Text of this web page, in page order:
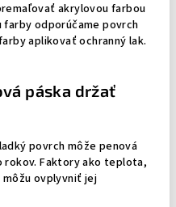
akrylovou farbou
farby odporúčame povrch
aplikovať ochranný lak.
páska držať
povrch môže penová
rokov. Faktory ako teplota,
ovplyvniť jej